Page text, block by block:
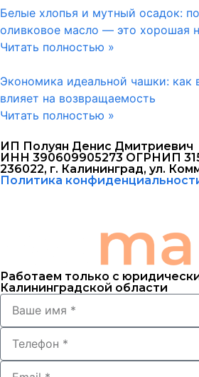
Белые хлопья и мутный осадок:
оливковое масло — это хорошая
Читать полностью »
Экономика идеальной чашки: как
влияет на возвращаемость
Читать полностью »
ИП Полуян Денис Дмитриевич
ИНН 390609905273 ОГРНИП
236022, г. Калининград, ул.
Политика
Работаем только с
Калининградской области